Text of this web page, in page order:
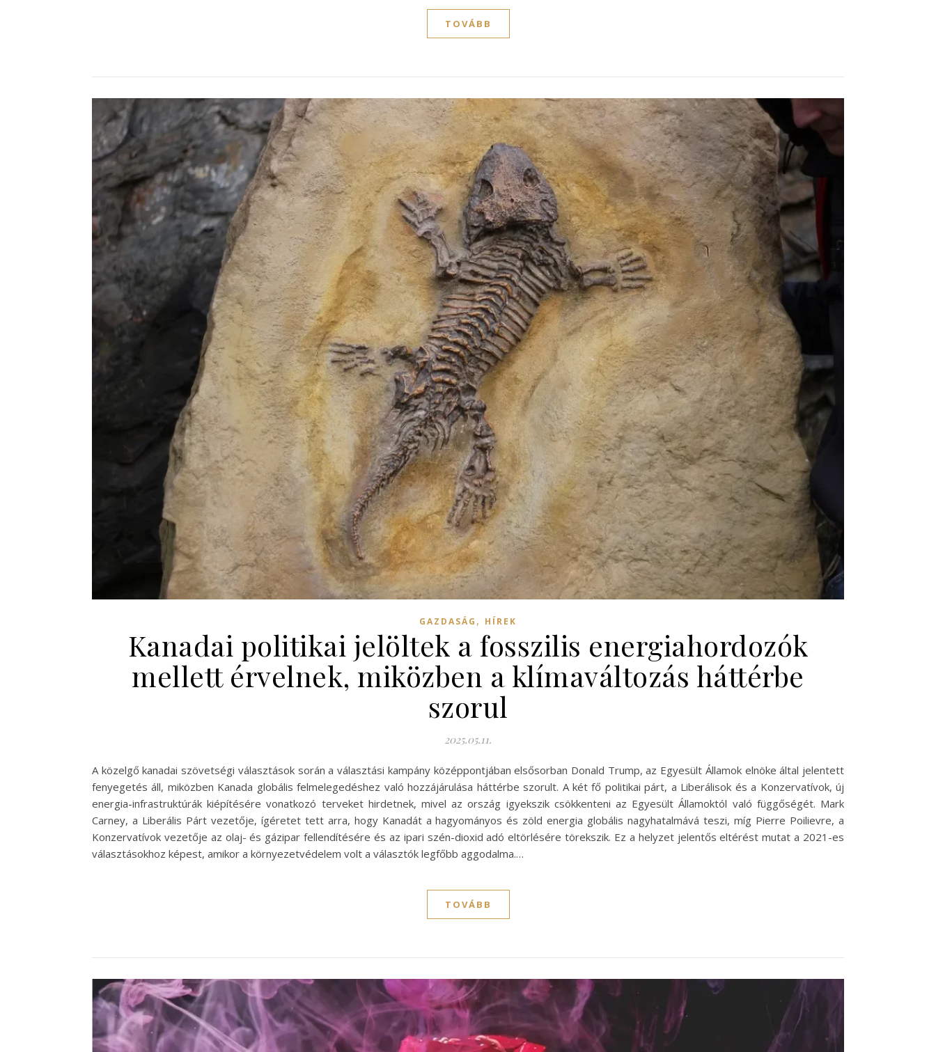
TOVÁBB
GAZDASÁG , HÍREK
Kanadai politikai jelöltek a fosszilis energiahordozók
mellett érvelnek, miközben a klímaváltozás háttérbe
szorul
2025.05.11.
A közelgő kanadai szövetségi választások során a választási kampány középpontjában elsősorban Donald Trump, az Egyesült Államok elnöke által jelentett
fenyegetés áll, miközben Kanada globális felmelegedéshez való hozzájárulása háttérbe szorult. A két fő politikai párt, a Liberálisok és a Konzervatívok, új
energia-infrastruktúrák kiépítésére vonatkozó terveket hirdetnek, mivel az ország igyekszik csökkenteni az Egyesült Államoktól való függőségét. Mark
Carney, a Liberális Párt vezetője, ígéretet tett arra, hogy Kanadát a hagyományos és zöld energia globális nagyhatalmává teszi, míg Pierre Poilievre, a
Konzervatívok vezetője az olaj- és gázipar fellendítésére és az ipari szén-dioxid adó eltörlésére törekszik. Ez a helyzet jelentős eltérést mutat a 2021-es
választásokhoz képest, amikor a környezetvédelem volt a választók legfőbb aggodalma.…
TOVÁBB